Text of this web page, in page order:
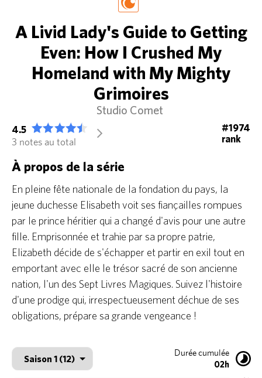
A Livid Lady's Guide to Getting
Even: How I Crushed My
Homeland with My Mighty
Grimoires
Studio Comet
4.5
3 notes au total
arrow_forward_ios
#1974
rank
À propos de la série
En pleine fête nationale de la fondation du pays, la
jeune duchesse Elisabeth voit ses fiançailles rompues
par le prince héritier qui a changé d'avis pour une autre
fille. Emprisonnée et trahie par sa propre patrie,
Elizabeth décide de s'échapper et partir en exil tout en
emportant avec elle le trésor sacré de son ancienne
nation, l'un des Sept Livres Magiques. Suivez l'histoire
d'une prodige qui, irrespectueusement déchue de ses
obligations, prépare sa grande vengeance !
Durée cumulée
02h